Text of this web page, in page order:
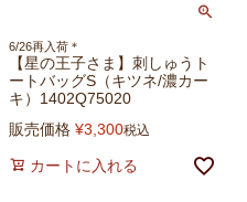
6/26再入荷＊
【星の王子さま】刺しゅうト
ートバッグS（キツネ/濃カー
キ）1402Q75020
販売価格 ¥3,300税込
カートに入れる